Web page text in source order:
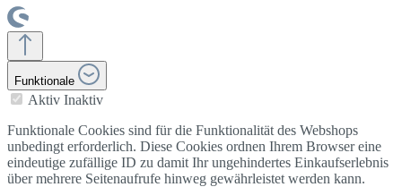
Funktionale
Aktiv Inaktiv
Funktionale Cookies sind für die Funktionalität des Webshops
unbedingt erforderlich. Diese Cookies ordnen Ihrem Browser eine
eindeutige zufällige ID zu damit Ihr ungehindertes Einkaufserlebnis
über mehrere Seitenaufrufe hinweg gewährleistet werden kann.